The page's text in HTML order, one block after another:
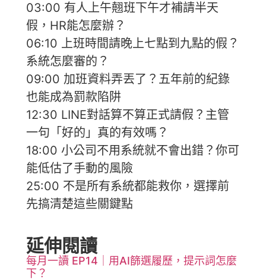
03:00 有人上午翹班下午才補請半天
假，HR能怎麼辦？
06:10 上班時間請晚上七點到九點的假？
系統怎麼審的？
09:00 加班資料弄丟了？五年前的紀錄
也能成為罰款陷阱
12:30 LINE對話算不算正式請假？主管
一句「好的」真的有效嗎？
18:00 小公司不用系統就不會出錯？你可
能低估了手動的風險
25:00 不是所有系統都能救你，選擇前
先搞清楚這些關鍵點
延伸閱讀
每月一讀 EP14｜用AI篩選履歷，提示詞怎麼
下？